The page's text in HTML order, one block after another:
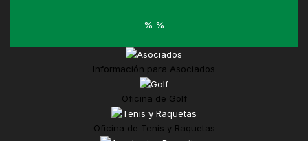
% %
Información para Asociados
Oficina de Golf
Oficina de Tenis y Raquetas